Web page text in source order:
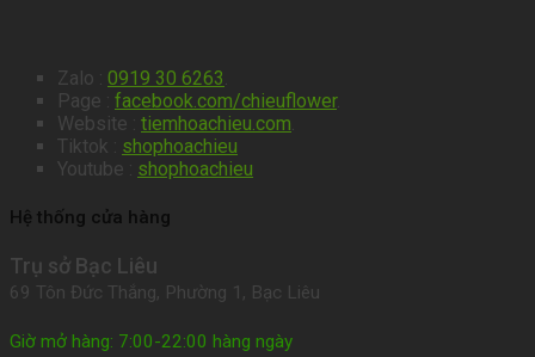
Zalo : 0919 30 6263.
Page : facebook.com/chieuflower.
Website : tiemhoachieu.com.
Tiktok : shophoachieu
Youtube : shophoachieu
Hệ thống cửa hàng
Trụ sở Bạc Liêu
69 Tôn Đức Thắng, Phường 1, Bạc Liêu
Giờ mở hàng: 7:00-22:00 hàng ngày